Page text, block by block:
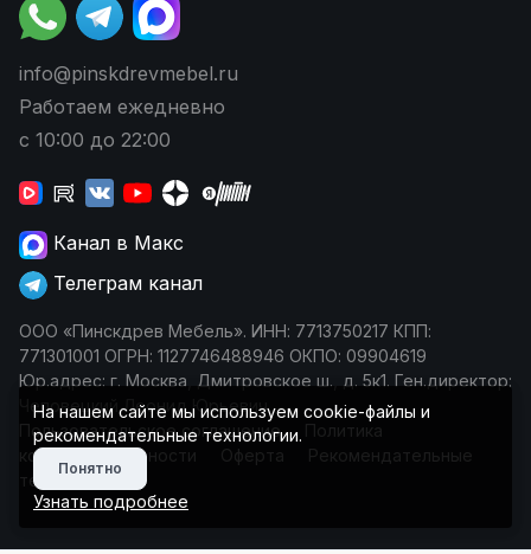
info@pinskdrevmebel.ru
Работаем ежедневно
с 10:00 до 22:00
Канал в Макс
Телеграм канал
ООО «Пинскдрев Мебель». ИНН: 7713750217 КПП:
771301001 ОГРН: 1127746488946 ОКПО: 09904619
Юр.адрес: г. Москва, Дмитровское ш., д. 5к1. Ген.директор:
Чеповецкий Леонид Юрьевич
Пользовательское соглашение
Политика
конфиденциальности
Оферта
Рекомендательные
технологии
На нашем сайте мы используем cookie-файлы и
рекомендательные технологии.
Понятно
Узнать подробнее